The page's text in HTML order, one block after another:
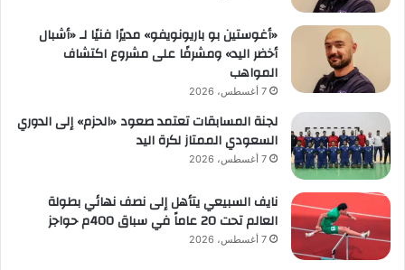
«أغوستين بو باريونويفو» مديرًا فنيًا لـ «أشبال
أخضر اليد» ومشرفًا على مشروع اكتشاف
المواهب
7 أغسطس، 2026
لجنة المسابقات تعتمد صعود «الحزم» إلى الدوري
السعودي الممتاز لكرة اليد
7 أغسطس، 2026
نايف السبيعي يتأهل إلى نصف نهائي بطولة
العالم تحت 20 عاماً في سباق 400م حواجز
7 أغسطس، 2026